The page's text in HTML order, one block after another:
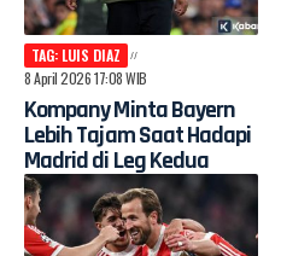
TAG: LUIS DIAZ
8 April 2026 17:08 WIB
Kompany Minta Bayern
Lebih Tajam Saat Hadapi
Madrid di Leg Kedua